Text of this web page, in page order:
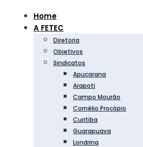
Home
A FETEC
Diretoria
Objetivos
Sindicatos
Apucarana
Arapoti
Campo Mourão
Cornélio Procópio
Curitiba
Guarapuava
Londrina